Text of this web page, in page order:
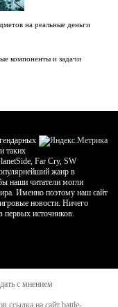
на реальные деньги
компоненты и задачи
таких
Far Cry, SW
жанр в
наши читатели могли
Именно поэтому наш сайт
новости. Ничего
первых источников.
с мнением
ссылка на сайт battle-